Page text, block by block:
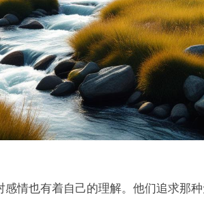
情也有着自己的理解。他们追求那